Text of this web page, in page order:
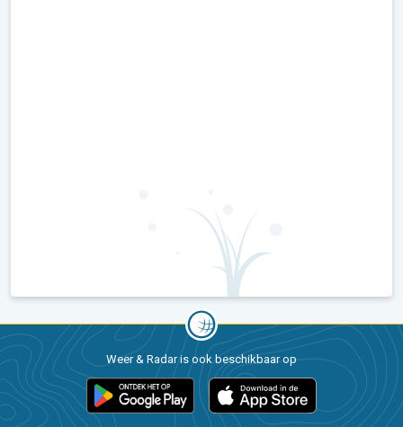
Weer & Radar is ook beschikbaar op